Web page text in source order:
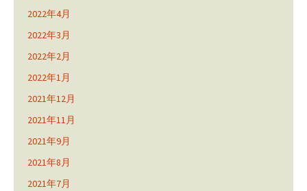
2022年4月
2022年3月
2022年2月
2022年1月
2021年12月
2021年11月
2021年9月
2021年8月
2021年7月